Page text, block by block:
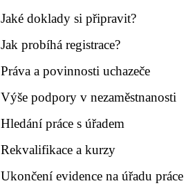
Jaké doklady si připravit?
Jak probíhá registrace?
Práva a povinnosti uchazeče
Výše podpory v nezaměstnanosti
Hledání práce s úřadem
Rekvalifikace a kurzy
Ukončení evidence na úřadu práce